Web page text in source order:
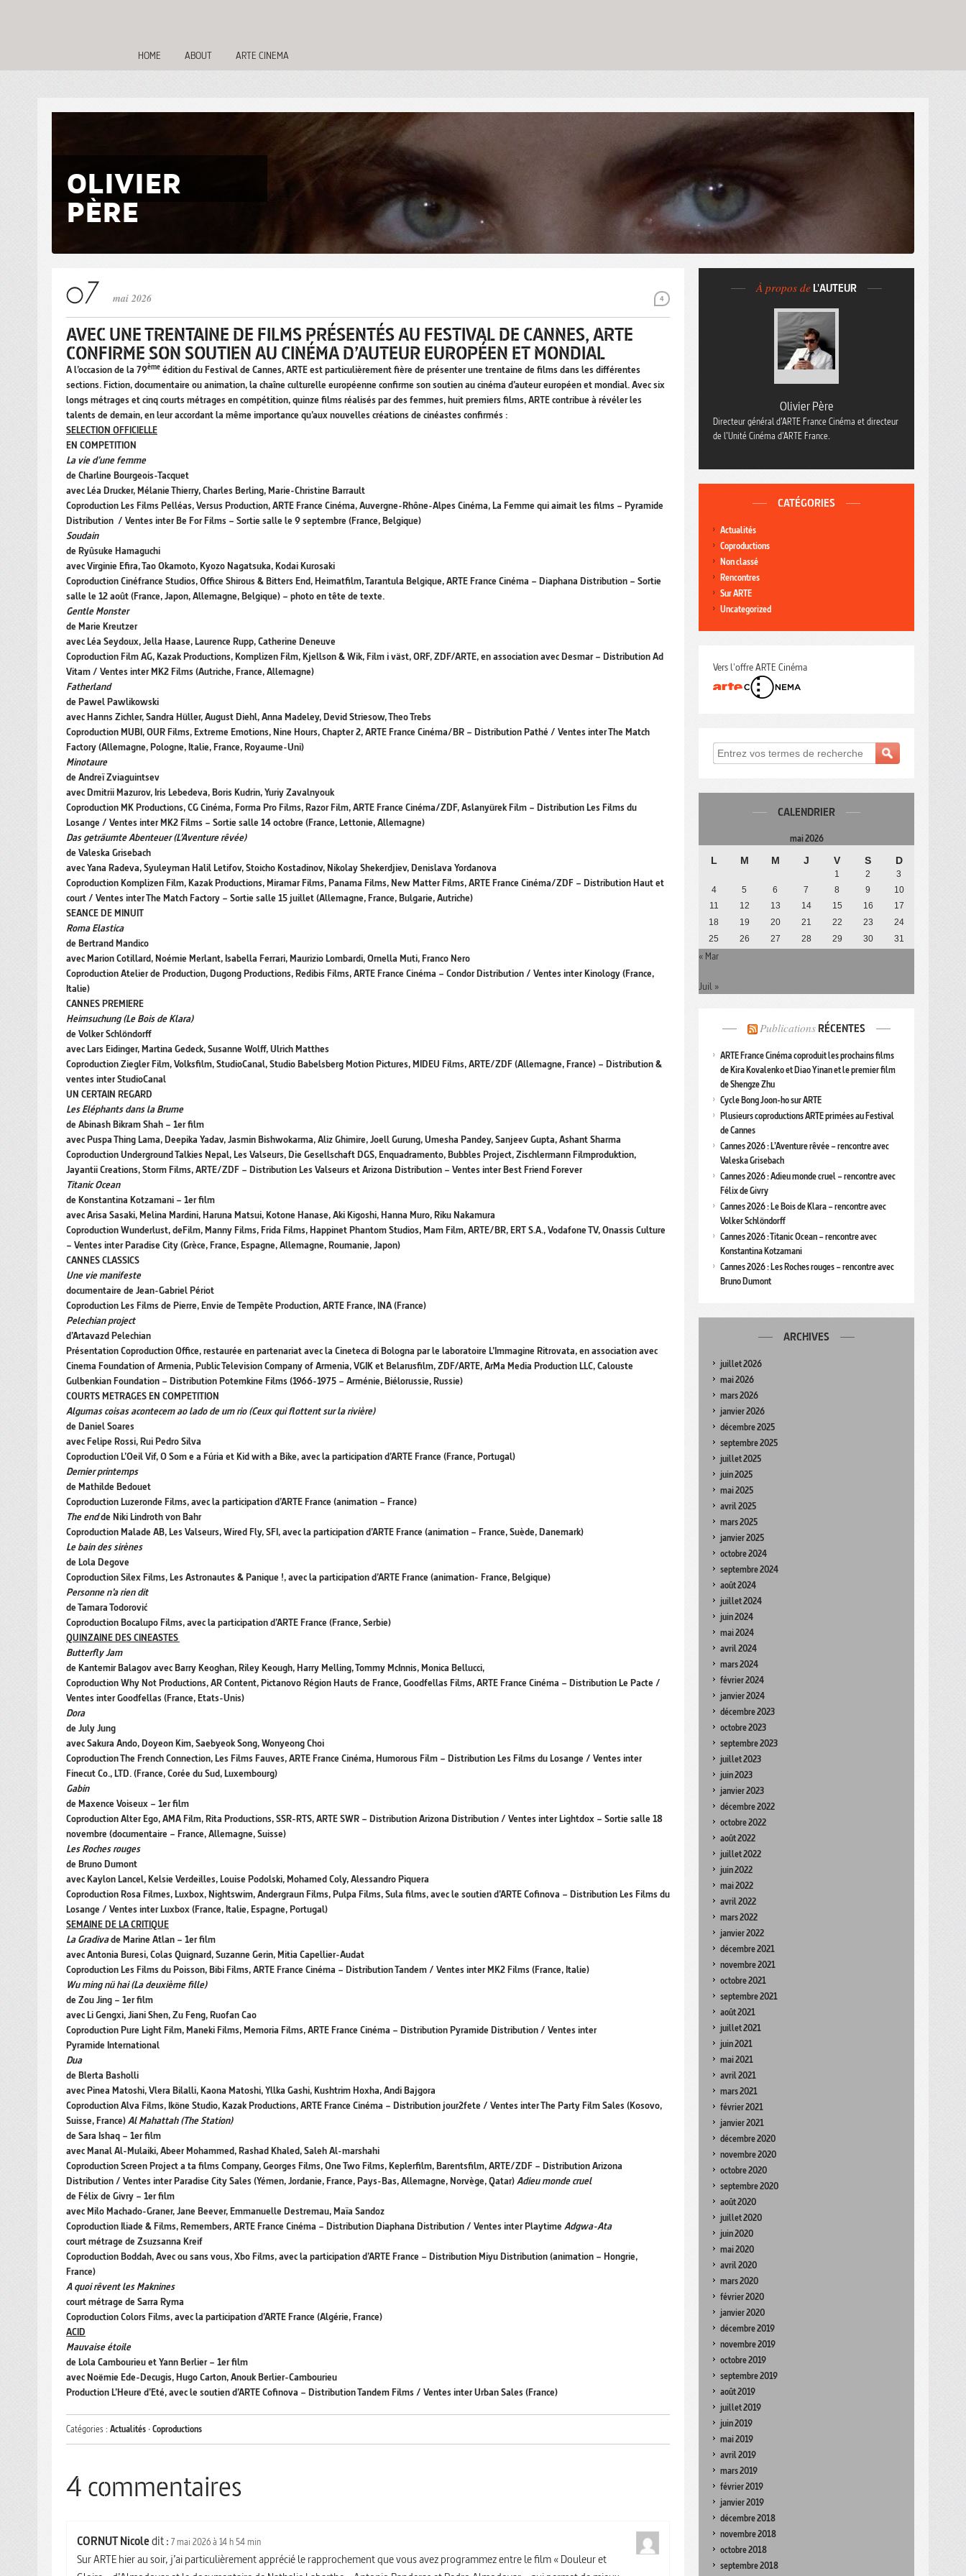
HOME ABOUT ARTE CINEMA
OLIVIER
PÈRE
4
mai 2026
AVEC UNE TRENTAINE DE FILMS PRÉSENTÉS AU FESTIVAL DE CANNES, ARTE
CONFIRME SON SOUTIEN AU CINÉMA D’AUTEUR EUROPÉEN ET MONDIAL
A l’occasion de la 79ème édition du Festival de Cannes, ARTE est particulièrement fière de présenter une trentaine de films dans les différentes
sections. Fiction, documentaire ou animation, la chaîne culturelle européenne confirme son soutien au cinéma d’auteur européen et mondial. Avec six
longs métrages et cinq courts métrages en compétition, quinze films réalisés par des femmes, huit premiers films, ARTE contribue à révéler les
talents de demain, en leur accordant la même importance qu’aux nouvelles créations de cinéastes confirmés :
SELECTION OFFICIELLE
EN COMPETITION
La vie d’une femme
de Charline Bourgeois-Tacquet
avec Léa Drucker, Mélanie Thierry, Charles Berling, Marie-Christine Barrault
Coproduction Les Films Pelléas, Versus Production, ARTE France Cinéma, Auvergne-Rhône-Alpes Cinéma, La Femme qui aimait les films – Pyramide
Distribution / Ventes inter Be For Films – Sortie salle le 9 septembre (France, Belgique)
Soudain
de Ryûsuke Hamaguchi
avec Virginie Efira, Tao Okamoto, Kyozo Nagatsuka, Kodai Kurosaki
Coproduction Cinéfrance Studios, Office Shirous & Bitters End, Heimatfilm, Tarantula Belgique, ARTE France Cinéma – Diaphana Distribution – Sortie
salle le 12 août (France, Japon, Allemagne, Belgique) – photo en tête de texte.
Gentle Monster
de Marie Kreutzer
avec Léa Seydoux, Jella Haase, Laurence Rupp, Catherine Deneuve
Coproduction Film AG, Kazak Productions, Komplizen Film, Kjellson & Wik, Film i väst, ORF, ZDF/ARTE, en association avec Desmar – Distribution Ad
Vitam / Ventes inter MK2 Films (Autriche, France, Allemagne)
Fatherland
de Pawel Pawlikowski
avec Hanns Zichler, Sandra Hüller, August Diehl, Anna Madeley, Devid Striesow, Theo Trebs
Coproduction MUBI, OUR Films, Extreme Emotions, Nine Hours, Chapter 2, ARTE France Cinéma/BR – Distribution Pathé / Ventes inter The Match
Factory (Allemagne, Pologne, Italie, France, Royaume-Uni)
Minotaure
de Andreï Zviaguintsev
avec Dmitrii Mazurov, Iris Lebedeva, Boris Kudrin, Yuriy Zavalnyouk
Coproduction MK Productions, CG Cinéma, Forma Pro Films, Razor Film, ARTE France Cinéma/ZDF, Aslanyürek Film – Distribution Les Films du
Losange / Ventes inter MK2 Films – Sortie salle 14 octobre (France, Lettonie, Allemagne)
Das geträumte Abenteuer (L’Aventure rêvée)
de Valeska Grisebach
avec Yana Radeva, Syuleyman Halil Letifov, Stoicho Kostadinov, Nikolay Shekerdjiev, Denislava Yordanova
Coproduction Komplizen Film, Kazak Productions, Miramar Films, Panama Films, New Matter Films, ARTE France Cinéma/ZDF – Distribution Haut et
court / Ventes inter The Match Factory – Sortie salle 15 juillet (Allemagne, France, Bulgarie, Autriche)
SEANCE DE MINUIT
Roma Elastica
de Bertrand Mandico
avec Marion Cotillard, Noémie Merlant, Isabella Ferrari, Maurizio Lombardi, Ornella Muti, Franco Nero
Coproduction Atelier de Production, Dugong Productions, Redibis Films, ARTE France Cinéma – Condor Distribution / Ventes inter Kinology (France,
Italie)
CANNES PREMIERE
Heimsuchung (Le Bois de Klara)
de Volker Schlöndorff
avec Lars Eidinger, Martina Gedeck, Susanne Wolff, Ulrich Matthes
Coproduction Ziegler Film, Volksfilm, StudioCanal, Studio Babelsberg Motion Pictures, MIDEU Films, ARTE/ZDF (Allemagne, France) – Distribution &
ventes inter StudioCanal
UN CERTAIN REGARD
Les Eléphants dans la Brume
de Abinash Bikram Shah – 1er film
avec Puspa Thing Lama, Deepika Yadav, Jasmin Bishwokarma, Aliz Ghimire, Joell Gurung, Umesha Pandey, Sanjeev Gupta, Ashant Sharma
Coproduction Underground Talkies Nepal, Les Valseurs, Die Gesellschaft DGS, Enquadramento, Bubbles Project, Zischlermann Filmproduktion,
Jayantii Creations, Storm Films, ARTE/ZDF – Distribution Les Valseurs et Arizona Distribution – Ventes inter Best Friend Forever
Titanic Ocean
de Konstantina Kotzamani – 1er film
avec Arisa Sasaki, Melina Mardini, Haruna Matsui, Kotone Hanase, Aki Kigoshi, Hanna Muro, Riku Nakamura
Coproduction Wunderlust, deFilm, Manny Films, Frida Films, Happinet Phantom Studios, Mam Film, ARTE/BR, ERT S.A., Vodafone TV, Onassis Culture
– Ventes inter Paradise City (Grèce, France, Espagne, Allemagne, Roumanie, Japon)
CANNES CLASSICS
Une vie manifeste
documentaire de Jean-Gabriel Périot
Coproduction Les Films de Pierre, Envie de Tempête Production, ARTE France, INA (France)
Pelechian project
d’Artavazd Pelechian
Présentation Coproduction Office, restaurée en partenariat avec la Cineteca di Bologna par le laboratoire L’Immagine Ritrovata, en association avec
Cinema Foundation of Armenia, Public Television Company of Armenia, VGIK et Belarusfilm, ZDF/ARTE, ArMa Media Production LLC, Calouste
Gulbenkian Foundation – Distribution Potemkine Films (1966-1975 – Arménie, Biélorussie, Russie)
COURTS METRAGES EN COMPETITION
Algumas coisas acontecem ao lado de um rio (Ceux qui flottent sur la rivière)
de Daniel Soares
avec Felipe Rossi, Rui Pedro Silva
Coproduction L’Oeil Vif, O Som e a Fúria et Kid with a Bike, avec la participation d’ARTE France (France, Portugal)
Dernier printemps
de Mathilde Bedouet
Coproduction Luzeronde Films, avec la participation d’ARTE France (animation – France)
The endde Niki Lindroth von Bahr
Coproduction Malade AB, Les Valseurs, Wired Fly, SFI, avec la participation d’ARTE France (animation – France, Suède, Danemark)
Le bain des sirènes
de Lola Degove
Coproduction Silex Films, Les Astronautes & Panique !, avec la participation d’ARTE France (animation- France, Belgique)
Personne n’a rien dit
de Tamara Todorović
Coproduction Bocalupo Films, avec la participation d’ARTE France (France, Serbie)
QUINZAINE DES CINEASTES
Butterfly Jam
de Kantemir Balagov avec Barry Keoghan, Riley Keough, Harry Melling, Tommy McInnis, Monica Bellucci,
Coproduction Why Not Productions, AR Content, Pictanovo Région Hauts de France, Goodfellas Films, ARTE France Cinéma – Distribution Le Pacte /
Ventes inter Goodfellas (France, Etats-Unis)
Dora
de July Jung
avec Sakura Ando, Doyeon Kim, Saebyeok Song, Wonyeong Choi
Coproduction The French Connection, Les Films Fauves, ARTE France Cinéma, Humorous Film – Distribution Les Films du Losange / Ventes inter
Finecut Co., LTD. (France, Corée du Sud, Luxembourg)
Gabin
de Maxence Voiseux – 1er film
Coproduction Alter Ego, AMA Film, Rita Productions, SSR-RTS, ARTE SWR – Distribution Arizona Distribution / Ventes inter Lightdox – Sortie salle 18
novembre (documentaire – France, Allemagne, Suisse)
Les Roches rouges
de Bruno Dumont
avec Kaylon Lancel, Kelsie Verdeilles, Louise Podolski, Mohamed Coly, Alessandro Piquera
Coproduction Rosa Filmes, Luxbox, Nightswim, Andergraun Films, Pulpa Films, Sula films, avec le soutien d’ARTE Cofinova – Distribution Les Films du
Losange / Ventes inter Luxbox (France, Italie, Espagne, Portugal)
SEMAINE DE LA CRITIQUE
La Gradivade Marine Atlan – 1er film
avec Antonia Buresi, Colas Quignard, Suzanne Gerin, Mitia Capellier-Audat
Coproduction Les Films du Poisson, Bibi Films, ARTE France Cinéma – Distribution Tandem / Ventes inter MK2 Films (France, Italie)
Wu ming nü hai (La deuxième fille)
de Zou Jing – 1er film
avec Li Gengxi, Jiani Shen, Zu Feng, Ruofan Cao
Coproduction Pure Light Film, Maneki Films, Memoria Films, ARTE France Cinéma – Distribution Pyramide Distribution / Ventes inter
Pyramide International
Dua
de Blerta Basholli
avec Pinea Matoshi, Vlera Bilalli, Kaona Matoshi, Yllka Gashi, Kushtrim Hoxha, Andi Bajgora
Coproduction Alva Films, Iköne Studio, Kazak Productions, ARTE France Cinéma – Distribution jour2fete / Ventes inter The Party Film Sales (Kosovo,
Suisse, France)Al Mahattah (The Station)
de Sara Ishaq – 1er film
avec Manal Al-Mulaiki, Abeer Mohammed, Rashad Khaled, Saleh Al-marshahi
Coproduction Screen Project a ta films Company, Georges Films, One Two Films, Keplerfilm, Barentsfilm, ARTE/ZDF – Distribution Arizona
Distribution / Ventes inter Paradise City Sales (Yémen, Jordanie, France, Pays-Bas, Allemagne, Norvège, Qatar)Adieu monde cruel
de Félix de Givry – 1er film
avec Milo Machado-Graner, Jane Beever, Emmanuelle Destremau, Maïa Sandoz
Coproduction Iliade & Films, Remembers, ARTE France Cinéma – Distribution Diaphana Distribution / Ventes inter Playtime Adgwa-Ata
court métrage de Zsuzsanna Kreif
Coproduction Boddah, Avec ou sans vous, Xbo Films, avec la participation d’ARTE France – Distribution Miyu Distribution (animation – Hongrie,
France)
A quoi rêvent les Maknines
court métrage de Sarra Ryma
Coproduction Colors Films, avec la participation d’ARTE France (Algérie, France)
ACID
Mauvaise étoile
de Lola Cambourieu et Yann Berlier – 1er film
avec Noëmie Ede-Decugis, Hugo Carton, Anouk Berlier-Cambourieu
Production L’Heure d’Eté, avec le soutien d’ARTE Cofinova – Distribution Tandem Films / Ventes inter Urban Sales (France)
Catégories : Actualités ·Coproductions
4 commentaires
CORNUT Nicoledit : 7 mai 2026 à 14 h 54 min
Sur ARTE hier au soir, j’ai particulièrement apprécié le rapprochement que vous avez programmez entre le film « Douleur et
À propos de L'AUTEUR
Olivier Père
Directeur général d’ARTE France Cinéma et directeur
de l’Unité Cinéma d’ARTE France.
CATÉGORIES
Actualités
Coproductions
Non classé
Rencontres
Sur ARTE
Uncategorized
Vers l'offre ARTE Cinéma
CALENDRIER
mai 2026
L M M J V S D
1 2
3
4
5 6 7 8 9
10
11
12 13 14 15 16
17
18
19 20 21 22 23
24
25
26 27 28 29 30 31
« Mar
Juil »
Publications RÉCENTES
ARTE France Cinéma coproduit les prochains films
de Kira Kovalenko et Diao Yinan et le premier film
de Shengze Zhu
Cycle Bong Joon-ho sur ARTE
Plusieurs coproductions ARTE primées au Festival
de Cannes
Cannes 2026 : L’Aventure rêvée – rencontre avec
Valeska Grisebach
Cannes 2026 : Adieu monde cruel – rencontre avec
Félix de Givry
Cannes 2026 : Le Bois de Klara – rencontre avec
Volker Schlöndorff
Cannes 2026 : Titanic Ocean – rencontre avec
Konstantina Kotzamani
Cannes 2026 : Les Roches rouges – rencontre avec
Bruno Dumont
ARCHIVES
juillet 2026
mai 2026
mars 2026
janvier 2026
décembre 2025
septembre 2025
juillet 2025
juin 2025
mai 2025
avril 2025
mars 2025
janvier 2025
octobre 2024
septembre 2024
août 2024
juillet 2024
juin 2024
mai 2024
avril 2024
mars 2024
février 2024
janvier 2024
décembre 2023
octobre 2023
septembre 2023
juillet 2023
juin 2023
janvier 2023
décembre 2022
octobre 2022
août 2022
juillet 2022
juin 2022
mai 2022
avril 2022
mars 2022
janvier 2022
décembre 2021
novembre 2021
octobre 2021
septembre 2021
août 2021
juillet 2021
juin 2021
mai 2021
avril 2021
mars 2021
février 2021
janvier 2021
décembre 2020
novembre 2020
octobre 2020
septembre 2020
août 2020
juillet 2020
juin 2020
mai 2020
avril 2020
mars 2020
février 2020
janvier 2020
décembre 2019
novembre 2019
octobre 2019
septembre 2019
août 2019
juillet 2019
juin 2019
mai 2019
avril 2019
mars 2019
février 2019
janvier 2019
décembre 2018
novembre 2018
octobre 2018
septembre 2018